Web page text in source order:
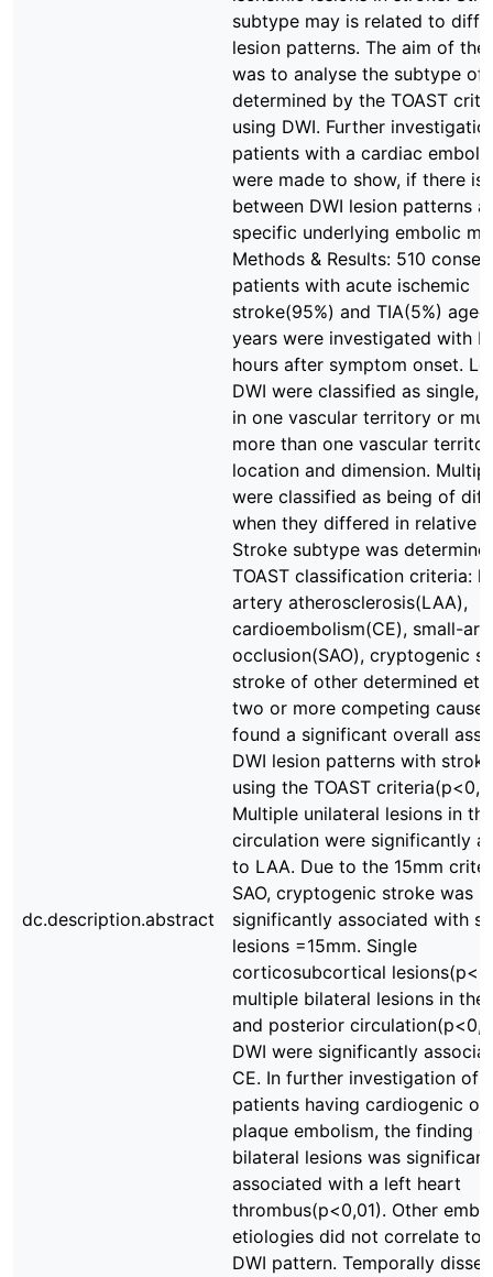
dc.description.abstract
subtype may is related to
lesion patterns. The aim of the
was to analyse the subtype of
determined by the TOAST
using DWI. Further
patients with a cardiac
were made to show, if there is
between DWI lesion patterns
specific underlying embolic
Methods & Results: 510
patients with acute ischemic
stroke(95%) and TIA(5%)
years were investigated with
hours after symptom onset.
DWI were classified as single,
in one vascular territory or
more than one vascular
location and dimension.
were classified as being of
when they differed in relative
Stroke subtype was
TOAST classification criteria:
artery atherosclerosis(LAA),
cardioembolism(CE), small-
occlusion(SAO), cryptogenic
stroke of other determined
two or more competing
found a significant overall
DWI lesion patterns with
using the TOAST
Multiple unilateral lesions in
circulation were significantly
to LAA. Due to the 15mm
SAO, cryptogenic stroke was
significantly associated with
lesions =15mm. Single
corticosubcortical
multiple bilateral lesions in the
and posterior
DWI were significantly
CE. In further investigation of
patients having cardiogenic
plaque embolism, the finding
bilateral lesions was
associated with a left heart
thrombus(p<0,01). Other
etiologies did not correlate to
DWI pattern. Temporally